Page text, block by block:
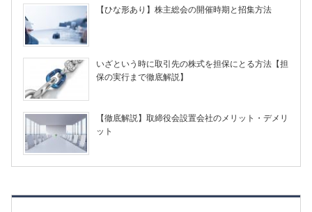
【ひな形あり】株主総会の開催時期と招集方法
いざという時に取引先の株式を担保にとる方法【担
保の実行まで徹底解説】
【徹底解説】取締役会設置会社のメリット・デメリ
ット